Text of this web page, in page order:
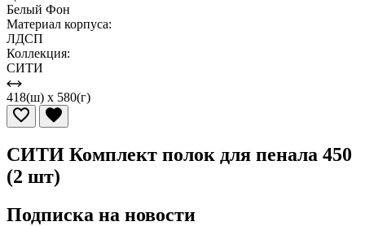
Белый Фон
Материал корпуса:
ЛДСП
Коллекция:
СИТИ
418(ш) x 580(г)
СИТИ Комплект полок для пенала 450
(2 шт)
Подписка на новости